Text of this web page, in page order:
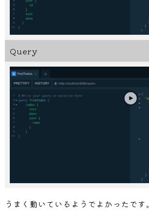
Query
うまく動いているようでよかったです。